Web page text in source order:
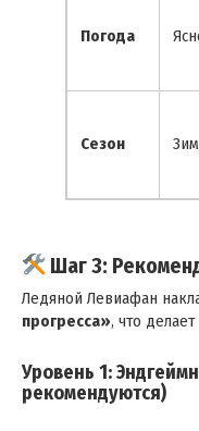
Погода
Сезон
Шаг 3:
Ледяной Левиафан
прогресса», что
Уровень 1:
рекомендуются)